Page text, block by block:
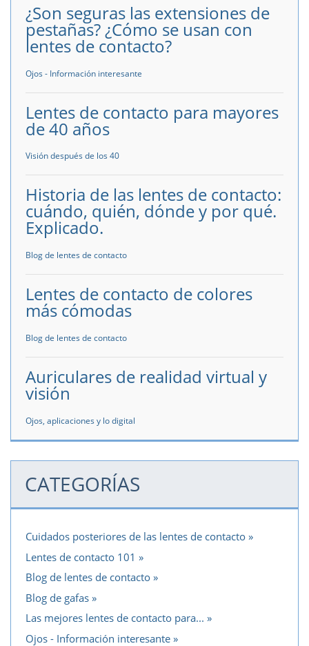
¿Son seguras las extensiones de
pestañas? ¿Cómo se usan con
lentes de contacto?
Ojos - Información interesante
Lentes de contacto para mayores
de 40 años
Visión después de los 40
Historia de las lentes de contacto:
cuándo, quién, dónde y por qué.
Explicado.
Blog de lentes de contacto
Lentes de contacto de colores
más cómodas
Blog de lentes de contacto
Auriculares de realidad virtual y
visión
Ojos, aplicaciones y lo digital
CATEGORÍAS
Cuidados posteriores de las lentes de contacto
Lentes de contacto 101
Blog de lentes de contacto
Blog de gafas
Las mejores lentes de contacto para...
Ojos - Información interesante